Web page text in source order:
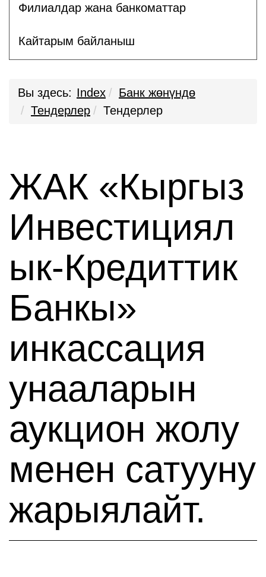
Филиалдар жана банкоматтар
Кайтарым байланыш
Вы здесь: Index
Банк жөнүндө
Тендерлер
Тендерлер
ЖАК «Кыргыз
Инвестициял
ык-Кредиттик
Банкы»
инкассация
унааларын
аукцион жолу
менен сатууну
жарыялайт.